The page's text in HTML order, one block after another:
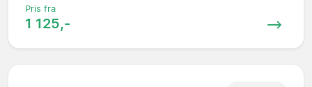
Pris fra
1 125,-